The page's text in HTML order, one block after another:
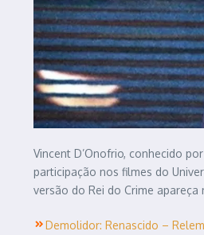
Vincent D’Onofrio, conhecido
participação nos filmes do
versão do Rei do Crime
Demolidor: Renascido –